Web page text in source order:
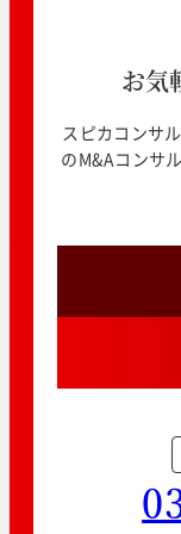
お気
スピカコンサ
のM&Aコンサ